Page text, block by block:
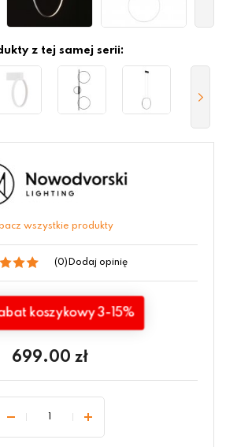
z tej samej serii:
wszystkie produkty
(0) Dodaj opinię
koszykowy 3-15%
699.00 zł